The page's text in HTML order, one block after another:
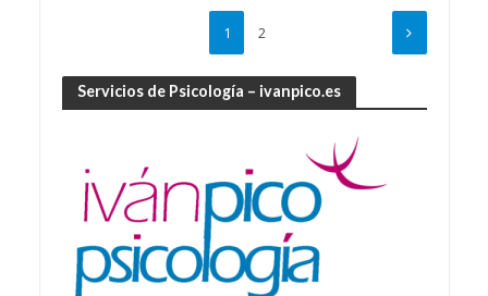
1 2
Servicios de Psicología – ivanpico.es